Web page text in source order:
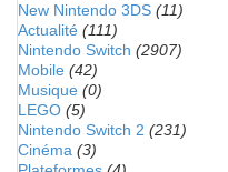
New Nintendo 3DS (11)
Actualité (111)
Nintendo Switch (2907)
Mobile (42)
Musique (0)
LEGO (5)
Nintendo Switch 2 (231)
Cinéma (3)